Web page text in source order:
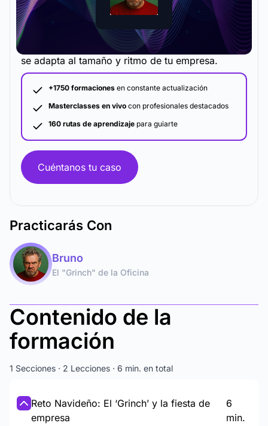
La metodología y plataforma de formación que
se adapta al tamaño y ritmo de tu empresa.
+1750 formaciones en constante actualización
Masterclasses en vivo con profesionales destacados
160 rutas de aprendizaje para guiarte
Cuéntanos tu caso
Practicarás Con
Bruno
El "Grinch" de la Oficina
Contenido de la
formación
1 Secciones · 2 Lecciones · 6 min. en total
Reto Navideño: El ‘Grinch’ y la fiesta de
empresa
6
min.